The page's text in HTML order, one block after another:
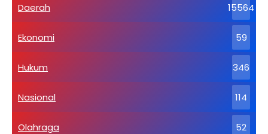
Daerah 15564
Ekonomi 59
Hukum 346
Nasional 114
Olahraga 52